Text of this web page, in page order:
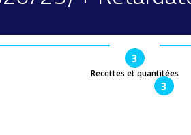
3
Recettes et quantitées
3